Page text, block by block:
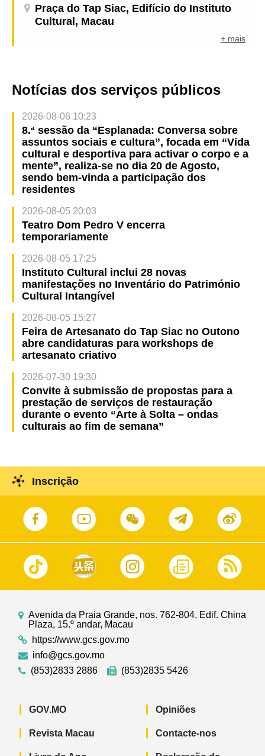
Praça do Tap Siac, Edifício do Instituto
Cultural, Macau
+ mais
Notícias dos serviços públicos
2026-08-06 10:23
8.ª sessão da “Esplanada: Conversa sobre
assuntos sociais e cultura”, focada em “Vida
cultural e desportiva para activar o corpo e a
mente”, realiza-se no dia 20 de Agosto,
sendo bem-vinda a participação dos
residentes
2026-08-05 20:03
Teatro Dom Pedro V encerra
temporariamente
2026-08-05 17:25
Instituto Cultural inclui 28 novas
manifestações no Inventário do Património
Cultural Intangível
2026-08-05 15:27
Feira de Artesanato do Tap Siac no Outono
abre candidaturas para workshops de
artesanato criativo
2026-07-30 19:30
Convite à submissão de propostas para a
prestação de serviços de restauração
durante o evento “Arte à Solta – ondas
culturais ao fim de semana”
Inscrição
Avenida da Praia Grande, nos. 762-804, Edif. China
Plaza, 15.º andar, Macau
https://www.gcs.gov.mo
info@gcs.gov.mo
(853)2833 2886
(853)2835 5426
GOV.MO
Revista Macau
Opiniões
Contacte-nos